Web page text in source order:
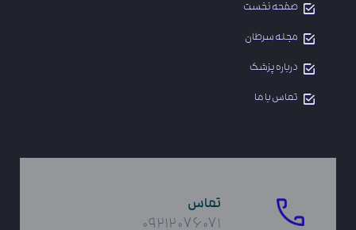
صفحه نخست
مجله سرطان
درباره پزشک
تماس با ما
تماس
۰۹۲۱۲۰۷۶۰۷۱